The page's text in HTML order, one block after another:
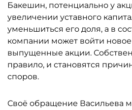
Бакешин, потенциально у
увеличении уставного
уменьшиться его доля, а в
компании может войти
выпущенные акции.
правило, и становятся
споров.
Своё обращение Васильева